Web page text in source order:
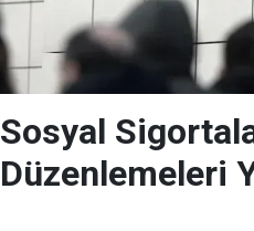
Sosyal
Düzenlemeleri